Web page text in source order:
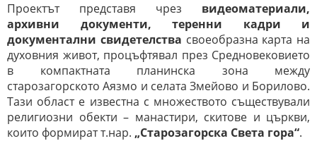
Проектът представя чрез видеоматериали,
архивни документи, теренни кадри и
документални свидетелства своеобразна карта на
духовния живот, процъфтявал през Средновековието
в компактната планинска зона между
старозагорското Аязмо и селата Змейово и Борилово.
Тази област е известна с множеството съществували
религиозни обекти – манастири, скитове и църкви,
които формират т.нар. „Старозагорска Света гора“.